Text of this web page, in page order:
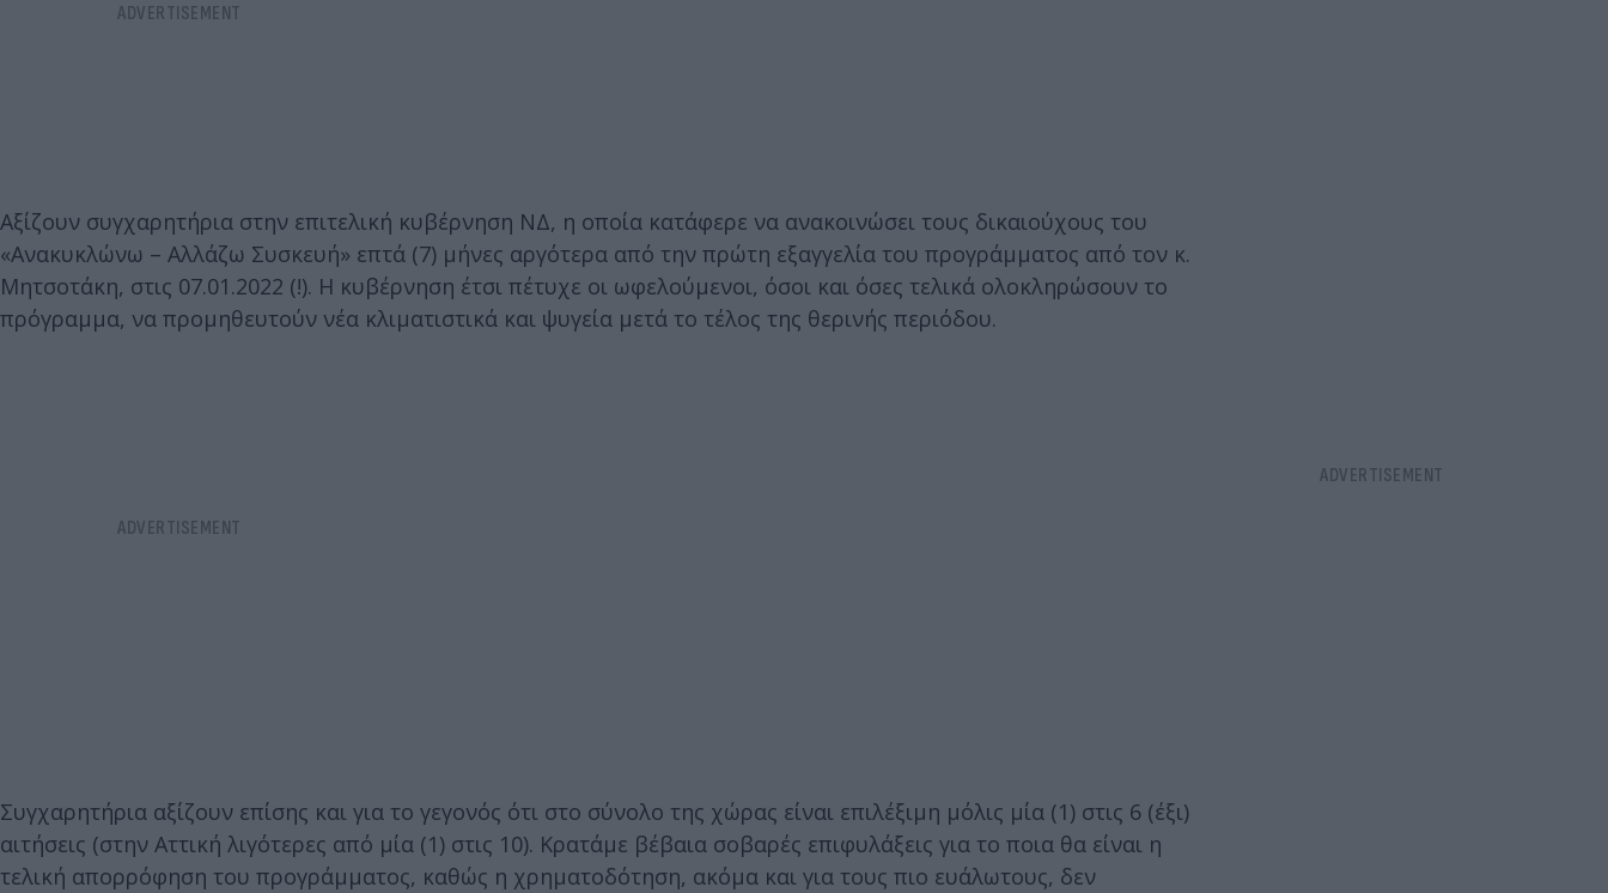
Αξίζουν συγχαρητήρια στην επιτελική κυβέρνηση ΝΔ, η οποία κατάφερε να ανακοινώσει τους δικαιούχους του
«Ανακυκλώνω – Αλλάζω Συσκευή» επτά (7) μήνες αργότερα από την πρώτη εξαγγελία του προγράμματος από τον κ.
Μητσοτάκη, στις 07.01.2022 (!). Η κυβέρνηση έτσι πέτυχε οι ωφελούμενοι, όσοι και όσες τελικά ολοκληρώσουν το
πρόγραμμα, να προμηθευτούν νέα κλιματιστικά και ψυγεία μετά το τέλος της θερινής περιόδου.
Συγχαρητήρια αξίζουν επίσης και για το γεγονός ότι στο σύνολο της χώρας είναι επιλέξιμη μόλις μία (1) στις 6 (έξι)
αιτήσεις (στην Αττική λιγότερες από μία (1) στις 10). Κρατάμε βέβαια σοβαρές επιφυλάξεις για το ποια θα είναι η
τελική απορρόφηση του προγράμματος, καθώς η χρηματοδότηση, ακόμα και για τους πιο ευάλωτους, δεν